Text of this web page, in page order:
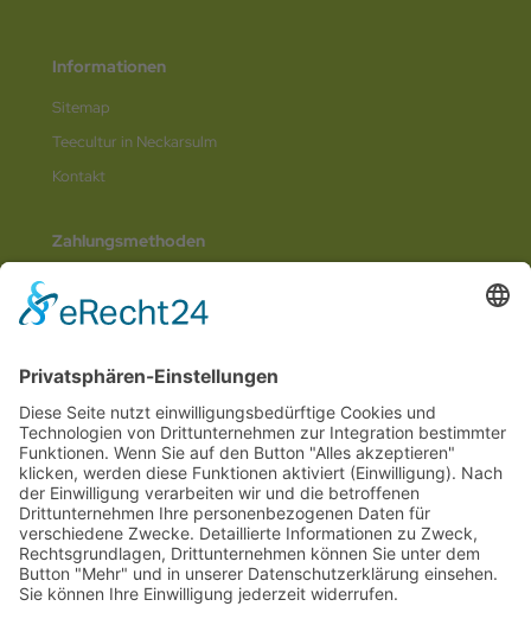
Informationen
Sitemap
Teecultur in Neckarsulm
Kontakt
Zahlungsmethoden
Social Media
© 2026Internetwerbung by Webjoker.eu
Wir sind IhrOnline www für ganz Deutschlandund alle Bundesländer wieBaden-
Würtemberg,Bayern,Hessen,Saarland,Rheinland-Pfalz,Nordrhein-
Westfalen
Thüringen Bremen Hamburg , Schleswig-Holstein
Mecklenburg-
Vorpommern,Niedersachsen,Sachsen ,Sachsen-Anhalt